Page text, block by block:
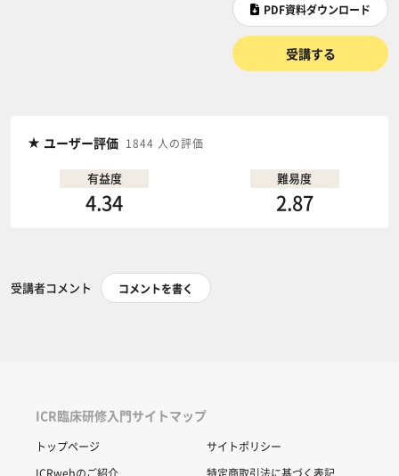
PDF資料ダウンロード
受講する
ユーザー評価 1844 人の評価
有益度
4.34
難易度
2.87
受講者コメント コメントを書く
ICR臨床研修入門サイトマップ
トップページ
サイトポリシー